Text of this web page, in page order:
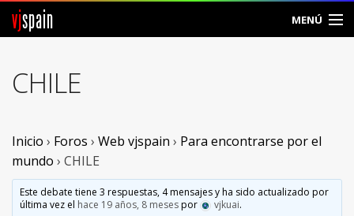
vjspain MENÚ
Foros
Vjspain
Ayuda
CHILE
Inicio › Foros › Web vjspain › Para encontrarse por el
mundo › CHILE
Este debate tiene 3 respuestas, 4 mensajes y ha sido actualizado por
última vez el hace 19 años, 8 mesespor vjkuai.